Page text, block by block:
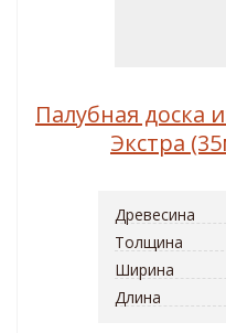
Палубная доска
Экстра
Древесина
Толщина
Ширина
Длина